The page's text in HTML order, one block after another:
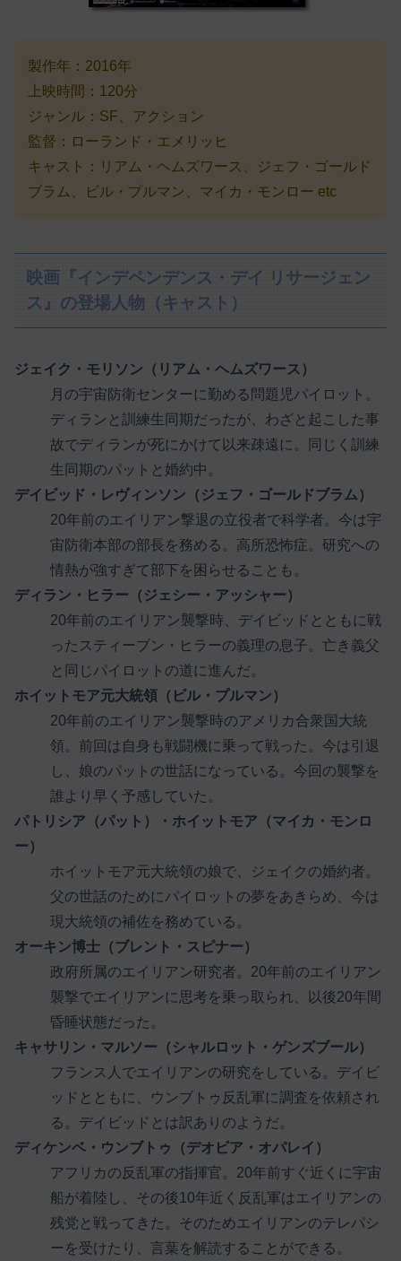
製作年：2016年
上映時間：120分
ジャンル：SF、アクション
監督：ローランド・エメリッヒ
キャスト：リアム・ヘムズワース、ジェフ・ゴールド
ブラム、ビル・プルマン、マイカ・モンロー etc
映画『インデペンデンス・デイ リサージェン
ス』の登場人物（キャスト）
ジェイク・モリソン（リアム・ヘムズワース）
月の宇宙防衛センターに勤める問題児パイロット。
ディランと訓練生同期だったが、わざと起こした事
故でディランが死にかけて以来疎遠に。同じく訓練
生同期のパットと婚約中。
デイビッド・レヴィンソン（ジェフ・ゴールドブラム）
20年前のエイリアン撃退の立役者で科学者。今は宇
宙防衛本部の部長を務める。高所恐怖症。研究への
情熱が強すぎて部下を困らせることも。
ディラン・ヒラー（ジェシー・アッシャー）
20年前のエイリアン襲撃時、デイビッドとともに戦
ったスティーブン・ヒラーの義理の息子。亡き義父
と同じパイロットの道に進んだ。
ホイットモア元大統領（ビル・プルマン）
20年前のエイリアン襲撃時のアメリカ合衆国大統
領。前回は自身も戦闘機に乗って戦った。今は引退
し、娘のパットの世話になっている。今回の襲撃を
誰より早く予感していた。
パトリシア（パット）・ホイットモア（マイカ・モンロ
ー）
ホイットモア元大統領の娘で、ジェイクの婚約者。
父の世話のためにパイロットの夢をあきらめ、今は
現大統領の補佐を務めている。
オーキン博士（ブレント・スピナー）
政府所属のエイリアン研究者。20年前のエイリアン
襲撃でエイリアンに思考を乗っ取られ、以後20年間
昏睡状態だった。
キャサリン・マルソー（シャルロット・ゲンズブール）
フランス人でエイリアンの研究をしている。デイビ
ッドとともに、ウンブトゥ反乱軍に調査を依頼され
る。デイビッドとは訳ありのようだ。
ディケンベ・ウンブトゥ（デオビア・オパレイ）
アフリカの反乱軍の指揮官。20年前すぐ近くに宇宙
船が着陸し、その後10年近く反乱軍はエイリアンの
残党と戦ってきた。そのためエイリアンのテレパシ
ーを受けたり、言葉を解読することができる。